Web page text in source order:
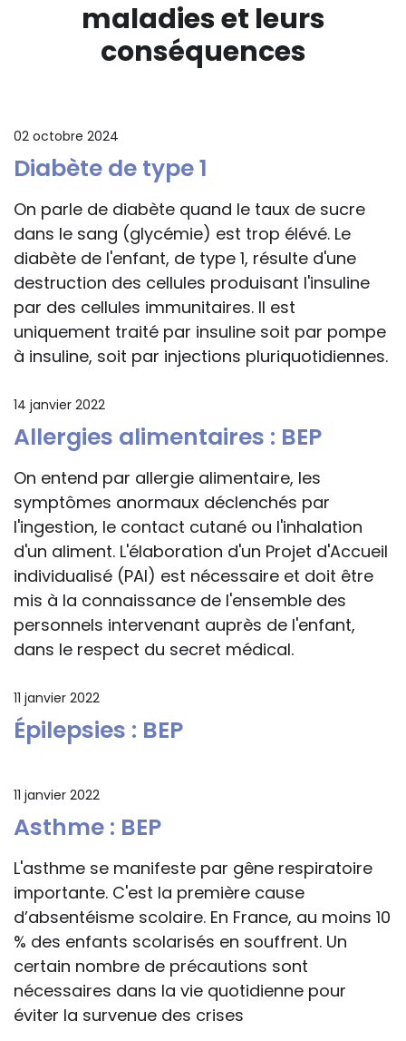
maladies et leurs
conséquences
02 octobre 2024
Diabète de type 1
On parle de diabète quand le taux de sucre
dans le sang (glycémie) est trop élévé. Le
diabète de l'enfant, de type 1, résulte d'une
destruction des cellules produisant l'insuline
par des cellules immunitaires. Il est
uniquement traité par insuline soit par pompe
à insuline, soit par injections pluriquotidiennes.
14 janvier 2022
Allergies alimentaires : BEP
On entend par allergie alimentaire, les
symptômes anormaux déclenchés par
l'ingestion, le contact cutané ou l'inhalation
d'un aliment. L'élaboration d'un Projet d'Accueil
individualisé (PAI) est nécessaire et doit être
mis à la connaissance de l'ensemble des
personnels intervenant auprès de l'enfant,
dans le respect du secret médical.
11 janvier 2022
Épilepsies : BEP
11 janvier 2022
Asthme : BEP
L'asthme se manifeste par gêne respiratoire
importante. C'est la première cause
d’absentéisme scolaire. En France, au moins 10
% des enfants scolarisés en souffrent. Un
certain nombre de précautions sont
nécessaires dans la vie quotidienne pour
éviter la survenue des crises